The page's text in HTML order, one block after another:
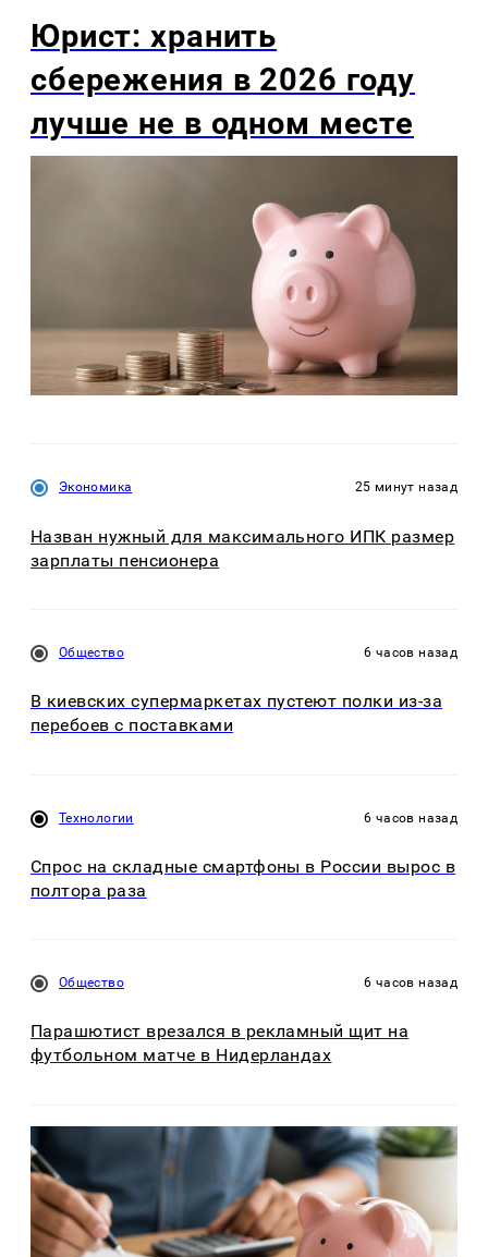
Юрист: хранить
сбережения в 2026 году
лучше не в одном месте
Экономика 25 минут назад
Назван нужный для максимального ИПК размер
зарплаты пенсионера
Общество 6 часов назад
В киевских супермаркетах пустеют полки из-за
перебоев с поставками
Технологии 6 часов назад
Спрос на складные смартфоны в России вырос в
полтора раза
Общество 6 часов назад
Парашютист врезался в рекламный щит на
футбольном матче в Нидерландах